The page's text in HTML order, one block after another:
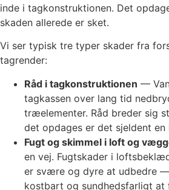
inde i tagkonstruktionen. Det
skaden allerede er sket.
Vi ser typisk tre typer skader fra
tagrender:
Råd i tagkonstruktionen —
tagkassen over lang tid
træelementer. Råd breder sig
det opdages er det sjeldent en
Fugt og skimmel i loft og
en vej. Fugtskader i
er svære og dyre at udbedre
kostbart og sundhedsfarligt at